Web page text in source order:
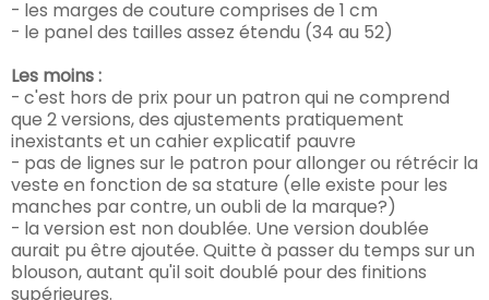
- les marges de couture comprises de 1 cm
- le panel des tailles assez étendu (34 au 52)
Les moins :
- c'est hors de prix pour un patron qui ne comprend
que 2 versions, des ajustements pratiquement
inexistants et un cahier explicatif pauvre
- pas de lignes sur le patron pour allonger ou rétrécir la
veste en fonction de sa stature (elle existe pour les
manches par contre, un oubli de la marque?)
- la version est non doublée. Une version doublée
aurait pu être ajoutée. Quitte à passer du temps sur un
blouson, autant qu'il soit doublé pour des finitions
supérieures.